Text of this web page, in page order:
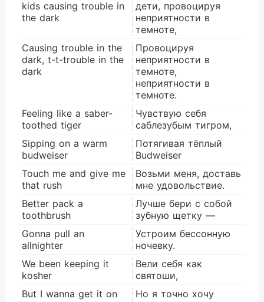
kids causing trouble in
the dark
дети, провоцируя
неприятности в
темноте,
Causing trouble in the
dark, t-t-trouble in the
dark
Провоцируя
неприятности в
темноте,
неприятности в
темноте.
Feeling like a saber-
toothed tiger
Чувствую себя
саблезубым тигром,
Sipping on a warm
budweiser
Потягивая тёплый
Budweiser
Touch me and give me
that rush
Возьми меня, доставь
мне удовольствие.
Better pack a
toothbrush
Лучше бери с собой
зубную щетку —
Gonna pull an
allnighter
Устроим бессонную
ночевку.
We been keeping it
kosher
Вели себя как
святоши,
But I wanna get it on
Но я точно хочу